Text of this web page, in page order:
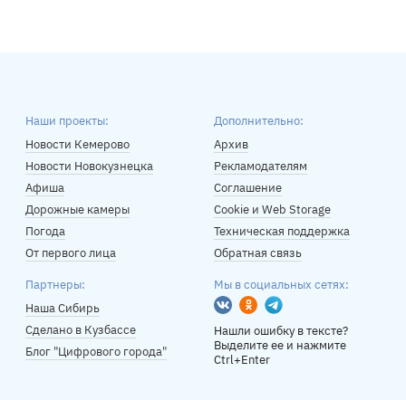
Наши проекты:
Новости Кемерово
Новости Новокузнецка
Афиша
Дорожные камеры
Погода
От первого лица
Дополнительно:
Архив
Рекламодателям
Соглашение
Cookie и Web Storage
Техническая поддержка
Обратная связь
Партнеры:
Наша Сибирь
Сделано в Кузбассе
Блог "Цифрового города"
Мы в социальных сетях:
Вконтакте
Одноклассники
Telegram
Нашли ошибку в тексте?
Выделите ее и нажмите
Ctrl+Enter